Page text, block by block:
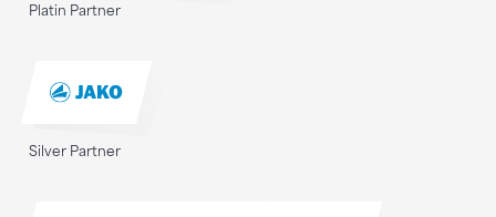
Platin Partner
Silver Partner